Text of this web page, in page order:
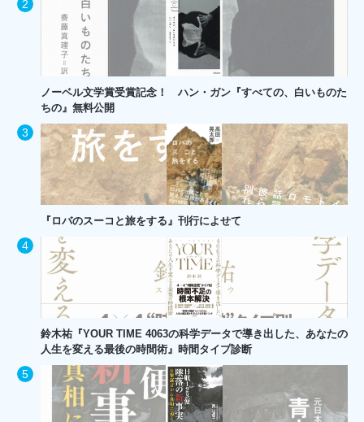
ノーベル文学賞受賞記念！ ハン・ガン『すべての、白いものた
ちの』無料公開
『ロバのスーコと旅をする』刊行によせて
鈴木祐『YOUR TIME 4063の科学データで導き出した、あなたの
人生を変える最後の時間術』時間タイプ診断